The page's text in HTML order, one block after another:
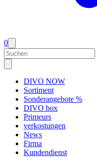
0
DIVO NOW
Sortiment
Sonderangebote %
DIVO box
Primeurs
verkostungen
News
Firma
Kundendienst